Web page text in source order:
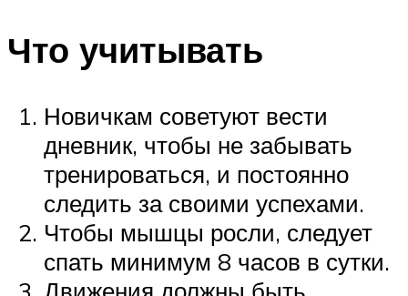
Что учитывать
Новичкам советуют вести
дневник, чтобы не забывать
тренироваться, и постоянно
следить за своими успехами.
Чтобы мышцы росли, следует
спать минимум 8 часов в сутки.